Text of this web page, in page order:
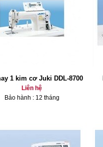
1 kim cơ Juki DDL-8700
Liên hệ
Bảo hành : 12 tháng